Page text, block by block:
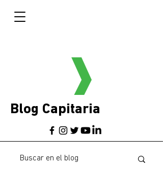
Blog Capitaria